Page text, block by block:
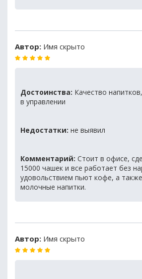
Автор: Имя скрыто
Достоинства: Качество
в управлении
Недостатки: не выявил
Комментарий: Стоит в офисе,
15000 чашек и все работает без
удовольствием пьют кофе, а
молочные напитки.
Автор: Имя скрыто